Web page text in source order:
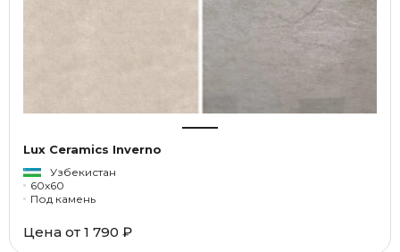
Lux Ceramics Inverno
Узбекистан
60x60
Под камень
Цена от 1 790 ₽